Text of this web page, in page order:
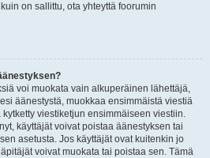
on sallittu, ota yhteyttä foorumin
voi muokata vain alkuperäinen lähettäjä,
äänestystä, muokkaa ensimmäistä viestiä
viestiketjun ensimmäiseen viestiin.
käyttäjät voivat poistaa äänestyksen tai
asetusta. Jos käyttäjät ovat kuitenkin jo
voivat muokata tai poistaa sen. Tämä